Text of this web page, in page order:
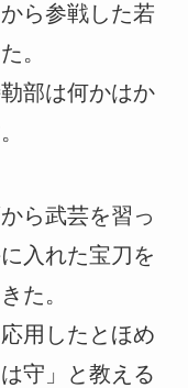
ら参戦した若
。
部は何かはか
ら武芸を習っ
入れた宝刀を
きた。
用したとほめ
守」と教える